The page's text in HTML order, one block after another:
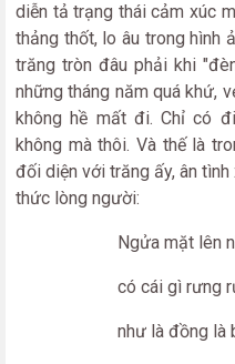
diễn tả trạng thái cảm xúc
thảng thốt, lo âu trong hình
trăng tròn đâu phải khi
những tháng năm quá khứ,
không hề mất đi. Chỉ có
không mà thôi. Và thế là
đối diện với trăng ấy, ân
thức lòng người:
Ngửa mặt lên
có cái gì rưng
như là đồng là